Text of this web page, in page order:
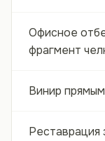
Офисное
фрагмент
Винир
Реставрация